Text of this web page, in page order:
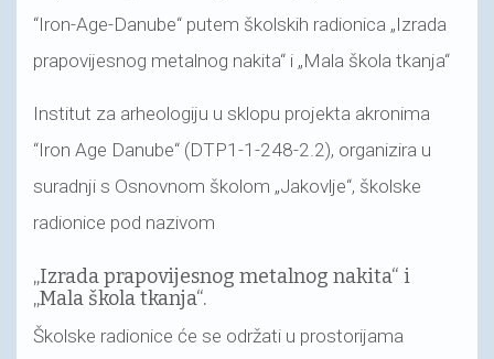
“Iron-Age-Danube“ putem školskih radionica „Izrada
prapovijesnog metalnog nakita“ i „Mala škola tkanja“
Institut za arheologiju u sklopu projekta akronima
“Iron Age Danube“ (DTP1-1-248-2.2), organizira u
suradnji s Osnovnom školom „Jakovlje“, školske
radionice pod nazivom
„Izrada prapovijesnog metalnog nakita“ i
„Mala škola tkanja“.
Školske radionice će se održati u prostorijama